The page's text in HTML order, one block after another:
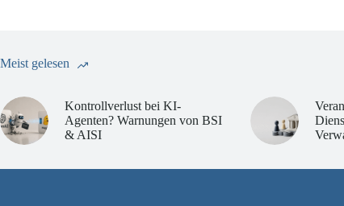
Meist gelesen
Kontrollverlust bei KI-
Agenten? Warnungen von BSI
& AISI